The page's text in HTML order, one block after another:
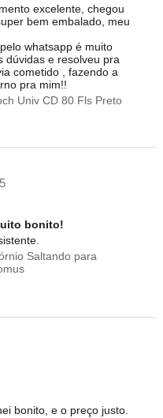
excelente, chegou
bem embalado, meu
whatsapp é muito
dúvidas e resolveu pra
cometido , fazendo a
pra mim!!
Univ CD 80 Fls Preto
bonito!
Saltando para
bonito, e o preço justo.